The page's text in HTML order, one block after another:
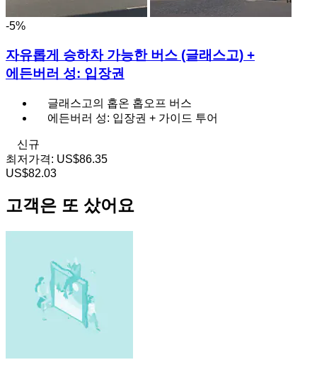
-5%
자유롭게 승하차 가능한 버스 (글래스고) +
에든버러 성: 입장권
글래스고의 홉온 홉오프 버스
에든버러 성: 입장권 + 가이드 투어
신규
최저가격: US$86.35
US$82.03
고객은 또 샀어요